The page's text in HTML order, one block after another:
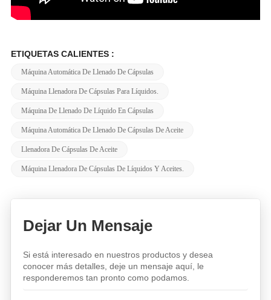
ETIQUETAS CALIENTES :
Máquina Automática De Llenado De Cápsulas
Máquina Llenadora De Cápsulas Para Líquidos.
Máquina De Llenado De Líquido En Cápsulas
Máquina Automática De Llenado De Cápsulas De Aceite
Llenadora De Cápsulas De Aceite
Máquina Llenadora De Cápsulas De Líquidos Y Aceites.
Dejar Un Mensaje
Si está interesado en nuestros productos y desea
conocer más detalles, deje un mensaje aquí, le
responderemos tan pronto como podamos.